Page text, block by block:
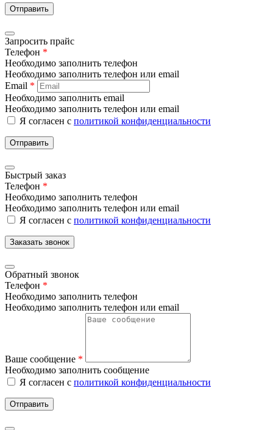
Отправить
Запросить прайс
Телефон *
Необходимо заполнить телефон
Необходимо заполнить телефон или email
Email *
Необходимо заполнить email
Необходимо заполнить телефон или email
Я согласен с политикой конфиденциальности
Отправить
Быстрый заказ
Телефон *
Необходимо заполнить телефон
Необходимо заполнить телефон или email
Я согласен с политикой конфиденциальности
Заказать звонок
Обратный звонок
Телефон *
Необходимо заполнить телефон
Необходимо заполнить телефон или email
Ваше сообщение *
Необходимо заполнить сообщение
Я согласен с политикой конфиденциальности
Отправить